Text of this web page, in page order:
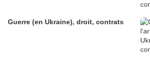
Guerre (en Ukraine), droit, contrats